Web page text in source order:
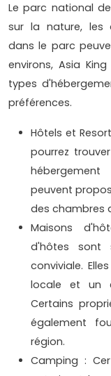
Le parc national
sur la nature, les
dans le parc
environs, Asia
types
préférences.
Hôtels et
pourrez
peuvent
des chambres
Maisons
d'hôtes sont
conviviale.
locale et un
Certains
également
région.
Camping :